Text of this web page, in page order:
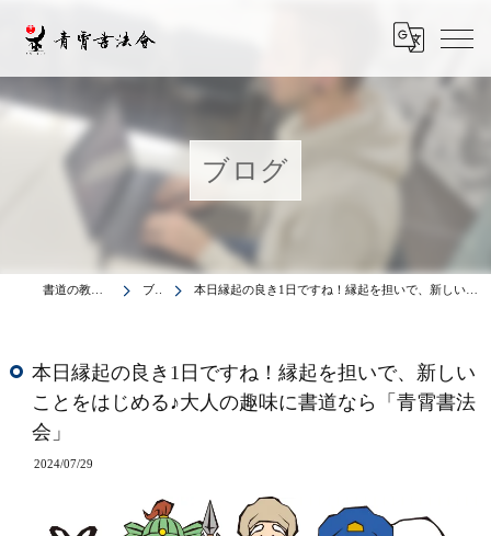
ブログ
書道の教室は青霄書法会 ブログ 本日縁起の良き1日ですね！縁起を担いで、新しいことをはじめる♪大人の趣味に書道なら「青霄書法会」
本日縁起の良き1日ですね！縁起を担いで、新しい
ことをはじめる♪大人の趣味に書道なら「青霄書法
会」
2024/07/29